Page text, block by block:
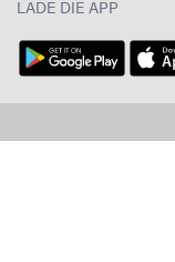
LADE DIE APP